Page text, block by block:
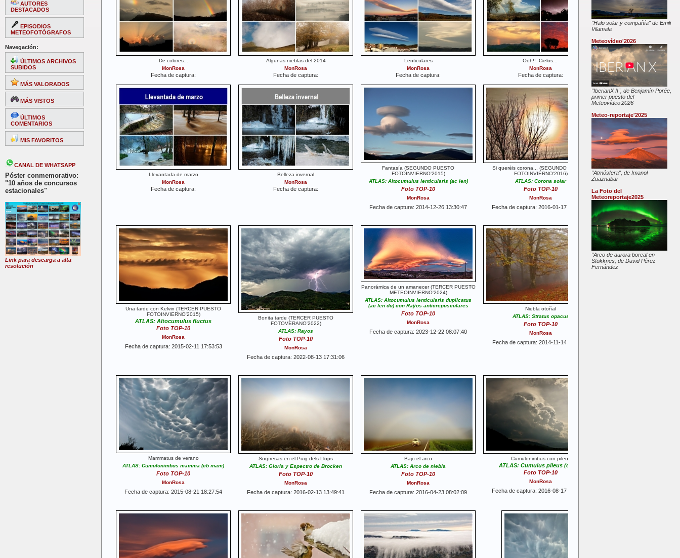
AUTORES
DESTACADOS
EPISODIOS
METEOFOTÓGRAFOS
Navegación:
ÚLTIMOS ARCHIVOS
SUBIDOS
MÁS VALORADOS
MÁS VISTOS
ÚLTIMOS
COMENTARIOS
MIS FAVORITOS
CANAL DE WHATSAPP
Póster conmemorativo:
"10 años de concursos
estacionales"
Link para descarga a alta
resolución
"Halo solar y compañía" de Emili
Vilamala
Meteovídeo'2026
"IberianX II", de Benjamín Porée,
primer puesto del
Meteovídeo'2026
Meteo-reportaje'2025
"Atmósfera", de Imanol
Zuaznabar
La Foto del
Meteoreportaje2025
"Arco de aurora boreal en
Stokknes, de David Pérez
Fernández
De colores...
MonRosa
Fecha de captura:
Algunas nieblas del 2014
MonRosa
Fecha de captura:
Lenticulares
MonRosa
Fecha de captura:
Ooh!! Cielos...
MonRosa
Fecha de captura:
Llevantada de marzo
MonRosa
Fecha de captura:
Belleza invernal
MonRosa
Fecha de captura:
Fantasía (SEGUNDO PUESTO
FOTOINVIERNO'2015)
ATLAS: Altocumulus lenticularis (ac len)
Foto TOP-10
MonRosa
Fecha de captura: 2014-12-26 13:30:47
Si queréis corona... (SEGUNDO PUESTO
FOTOINVIERNO'2016)
ATLAS: Corona solar
Foto TOP-10
MonRosa
Fecha de captura: 2016-01-17 14:46:04
Una tarde con Kelvin (TERCER PUESTO
FOTOINVIERNO'2015)
ATLAS: Altocumulus fluctus
Foto TOP-10
MonRosa
Fecha de captura: 2015-02-11 17:53:53
Bonita tarde (TERCER PUESTO
FOTOVERANO'2022)
ATLAS: Rayos
Foto TOP-10
MonRosa
Fecha de captura: 2022-08-13 17:31:06
Panorámica de un amanecer (TERCER PUESTO
METEOINVIERNO'2024)
ATLAS: Altocumulus lenticularis duplicatus
(ac len du) con Rayos anticrepusculares
Foto TOP-10
MonRosa
Fecha de captura: 2023-12-22 08:07:40
Niebla otoñal
ATLAS: Stratus opacus
Foto TOP-10
MonRosa
Fecha de captura: 2014-11-14 13:59:42
Mammatus de verano
ATLAS: Cumulonimbus mamma (cb mam)
Foto TOP-10
MonRosa
Fecha de captura: 2015-08-21 18:27:54
Sorpresas en el Puig dels Llops
ATLAS: Gloria y Espectro de Brocken
Foto TOP-10
MonRosa
Fecha de captura: 2016-02-13 13:49:41
Bajo el arco
ATLAS: Arco de niebla
Foto TOP-10
MonRosa
Fecha de captura: 2016-04-23 08:02:09
Cumulonimbus con pileus
ATLAS: Cumulus pileus (cu pil)
Foto TOP-10
MonRosa
Fecha de captura: 2016-08-17 17:06:59